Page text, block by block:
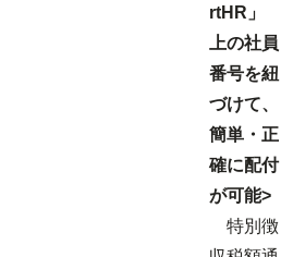
rtHR」
上の社員
番号を紐
づけて、
簡単・正
確に配付
が可能>
特別徴